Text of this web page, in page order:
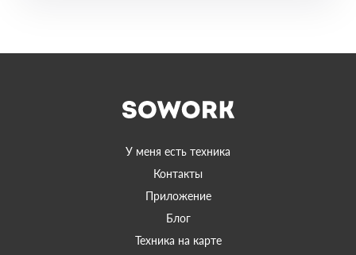
У меня есть техника
Контакты
Приложение
Блог
Техника на карте